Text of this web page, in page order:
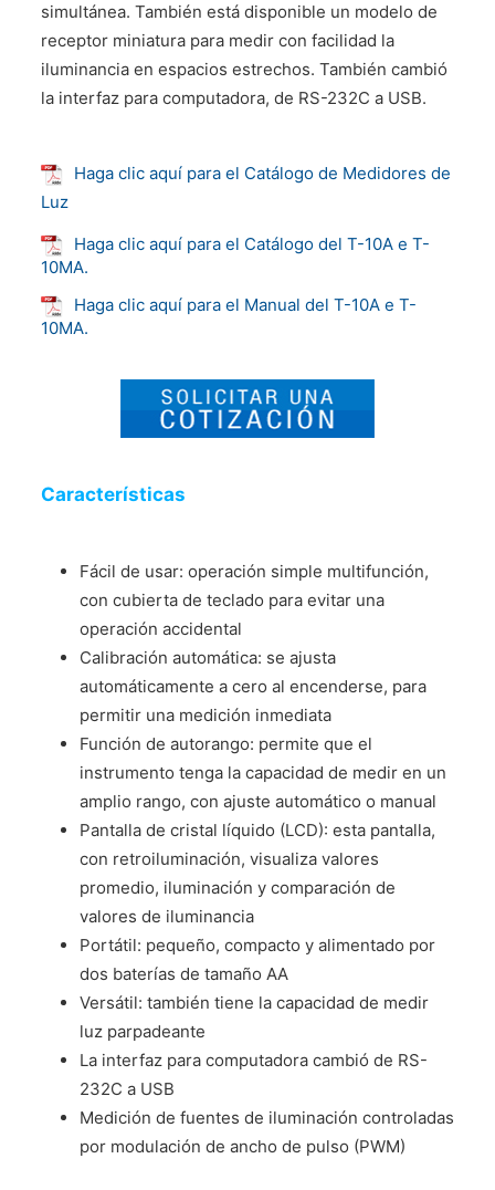
simultánea. También está disponible un modelo de
receptor miniatura para medir con facilidad la
iluminancia en espacios estrechos. También cambió
la interfaz para computadora, de RS-232C a USB.
Haga clic aquí para el Catálogo de Medidores de
Luz
Haga clic aquí para el Catálogo del T-10A e T-
10MA.
Haga clic aquí para el Manual del T-10A e T-
10MA.
Características
Fácil de usar: operación simple multifunción,
con cubierta de teclado para evitar una
operación accidental
Calibración automática: se ajusta
automáticamente a cero al encenderse, para
permitir una medición inmediata
Función de autorango: permite que el
instrumento tenga la capacidad de medir en un
amplio rango, con ajuste automático o manual
Pantalla de cristal líquido (LCD): esta pantalla,
con retroiluminación, visualiza valores
promedio, iluminación y comparación de
valores de iluminancia
Portátil: pequeño, compacto y alimentado por
dos baterías de tamaño AA
Versátil: también tiene la capacidad de medir
luz parpadeante
La interfaz para computadora cambió de RS-
232C a USB
Medición de fuentes de iluminación controladas
por modulación de ancho de pulso (PWM)